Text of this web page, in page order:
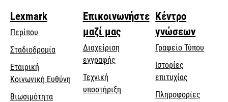
Lexmark
Περίπου
Σταδιοδρομία
Εταιρική
Κοινωνική Ευθύνη opens
Βιωσιμότητα
Επικοινωνήστε
μαζί μας
Διαχείριση
εγγραφής
Τεχνική
υποστήριξηopens
Κέντρο
γνώσεων
Γραφείο Τύπου
Ιστορίες
επιτυχίας
Πληροφορίες